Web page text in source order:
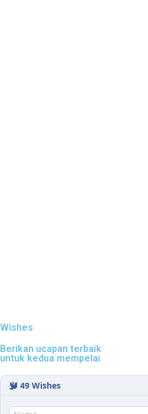
Wishes
Berikan ucapan terbaik
untuk kedua mempelai
49 Wishes